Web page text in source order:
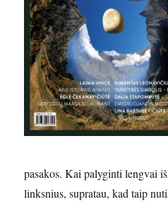
pasakos. Kai palyginti lengvai
linksnius, supratau, kad taip